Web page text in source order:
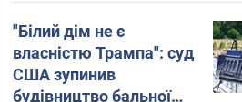
"Білий дім не є
власністю Трампа": суд
США зупинив
будівництво бальної